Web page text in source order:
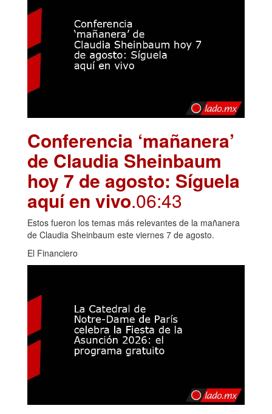
Conferencia ‘mañanera’
de Claudia Sheinbaum
hoy 7 de agosto: Síguela
aquí en vivo.06:43
Estos fueron los temas más relevantes de la mañanera
de Claudia Sheinbaum este viernes 7 de agosto.
El Financiero